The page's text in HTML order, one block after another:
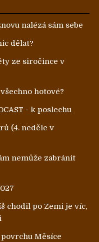
nalézá sám sebe
dělat?
ze siročince v
hotové?
- k poslechu
(4. neděle v
nemůže zabránit
chodil po Zemi je víc,
Měsíce